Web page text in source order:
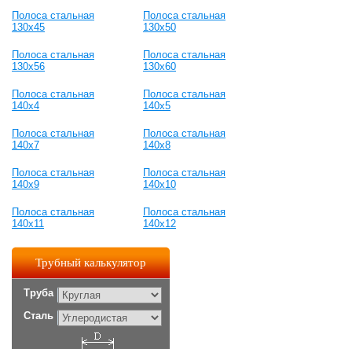
Полоса стальная
130x45
Полоса стальная
130x50
Полоса стальная
130x56
Полоса стальная
130x60
Полоса стальная
140x4
Полоса стальная
140x5
Полоса стальная
140x7
Полоса стальная
140x8
Полоса стальная
140x9
Полоса стальная
140x10
Полоса стальная
140x11
Полоса стальная
140x12
Трубный калькулятор
Труба
Сталь